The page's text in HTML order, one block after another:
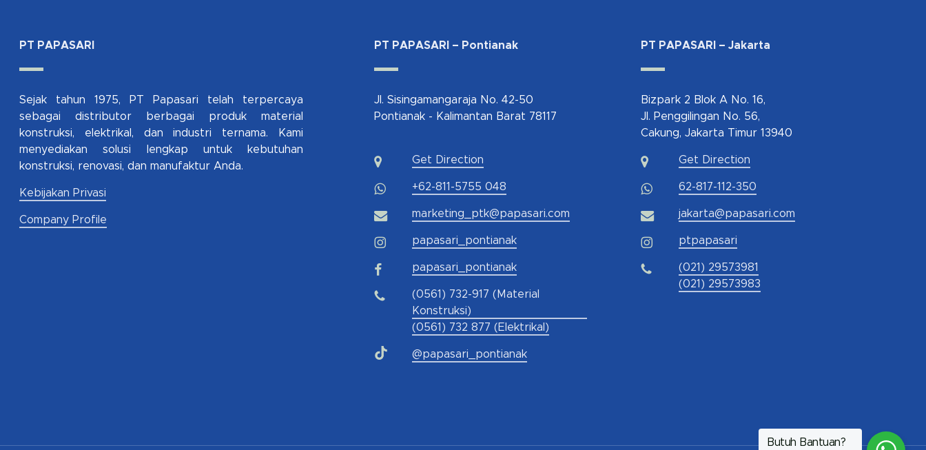
PT PAPASARI
Sejak tahun 1975, PT Papasari telah terpercaya
sebagai distributor berbagai produk material
konstruksi, elektrikal, dan industri ternama. Kami
menyediakan solusi lengkap untuk kebutuhan
konstruksi, renovasi, dan manufaktur Anda.
Kebijakan Privasi
Company Profile
PT PAPASARI – Pontianak
Jl. Sisingamangaraja No. 42-50
Pontianak - Kalimantan Barat 78117
Get Direction
+62-811-5755 048
marketing_ptk@papasari.com
papasari_pontianak
papasari_pontianak
(0561) 732-917 (Material
Konstruksi)
(0561) 732 877 (Elektrikal)
@papasari_pontianak
PT PAPASARI – Jakarta
Bizpark 2 Blok A No. 16,
Jl. Penggilingan No. 56,
Cakung, Jakarta Timur 13940
Get Direction
62-817-112-350
jakarta@papasari.com
ptpapasari
(021) 29573981
(021) 29573983
Butuh Bantuan?